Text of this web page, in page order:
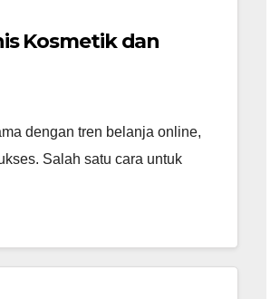
Kosmetik dan
dengan tren belanja online,
Salah satu cara untuk